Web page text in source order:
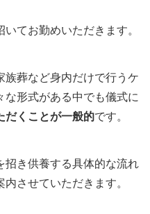
てお勤めいただきます。
葬など身内だけで行うケ
な形式がある中でも儀式に
だくことが一般的です。
招き供養する具体的な流れ
させていただきます。